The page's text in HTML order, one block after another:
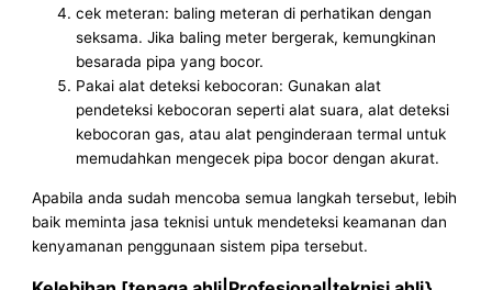
cek meteran: baling meteran di perhatikan dengan
seksama. Jika baling meter bergerak, kemungkinan
besarada pipa yang bocor.
Pakai alat deteksi kebocoran: Gunakan alat
pendeteksi kebocoran seperti alat suara, alat deteksi
kebocoran gas, atau alat penginderaan termal untuk
memudahkan mengecek pipa bocor dengan akurat.
Apabila anda sudah mencoba semua langkah tersebut, lebih
baik meminta jasa teknisi untuk mendeteksi keamanan dan
kenyamanan penggunaan sistem pipa tersebut.